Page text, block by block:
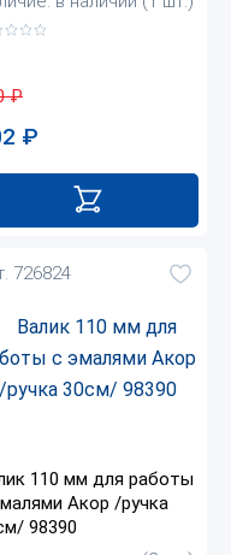
₽
₽
726824
110 мм для работы
Акор /ручка
98390